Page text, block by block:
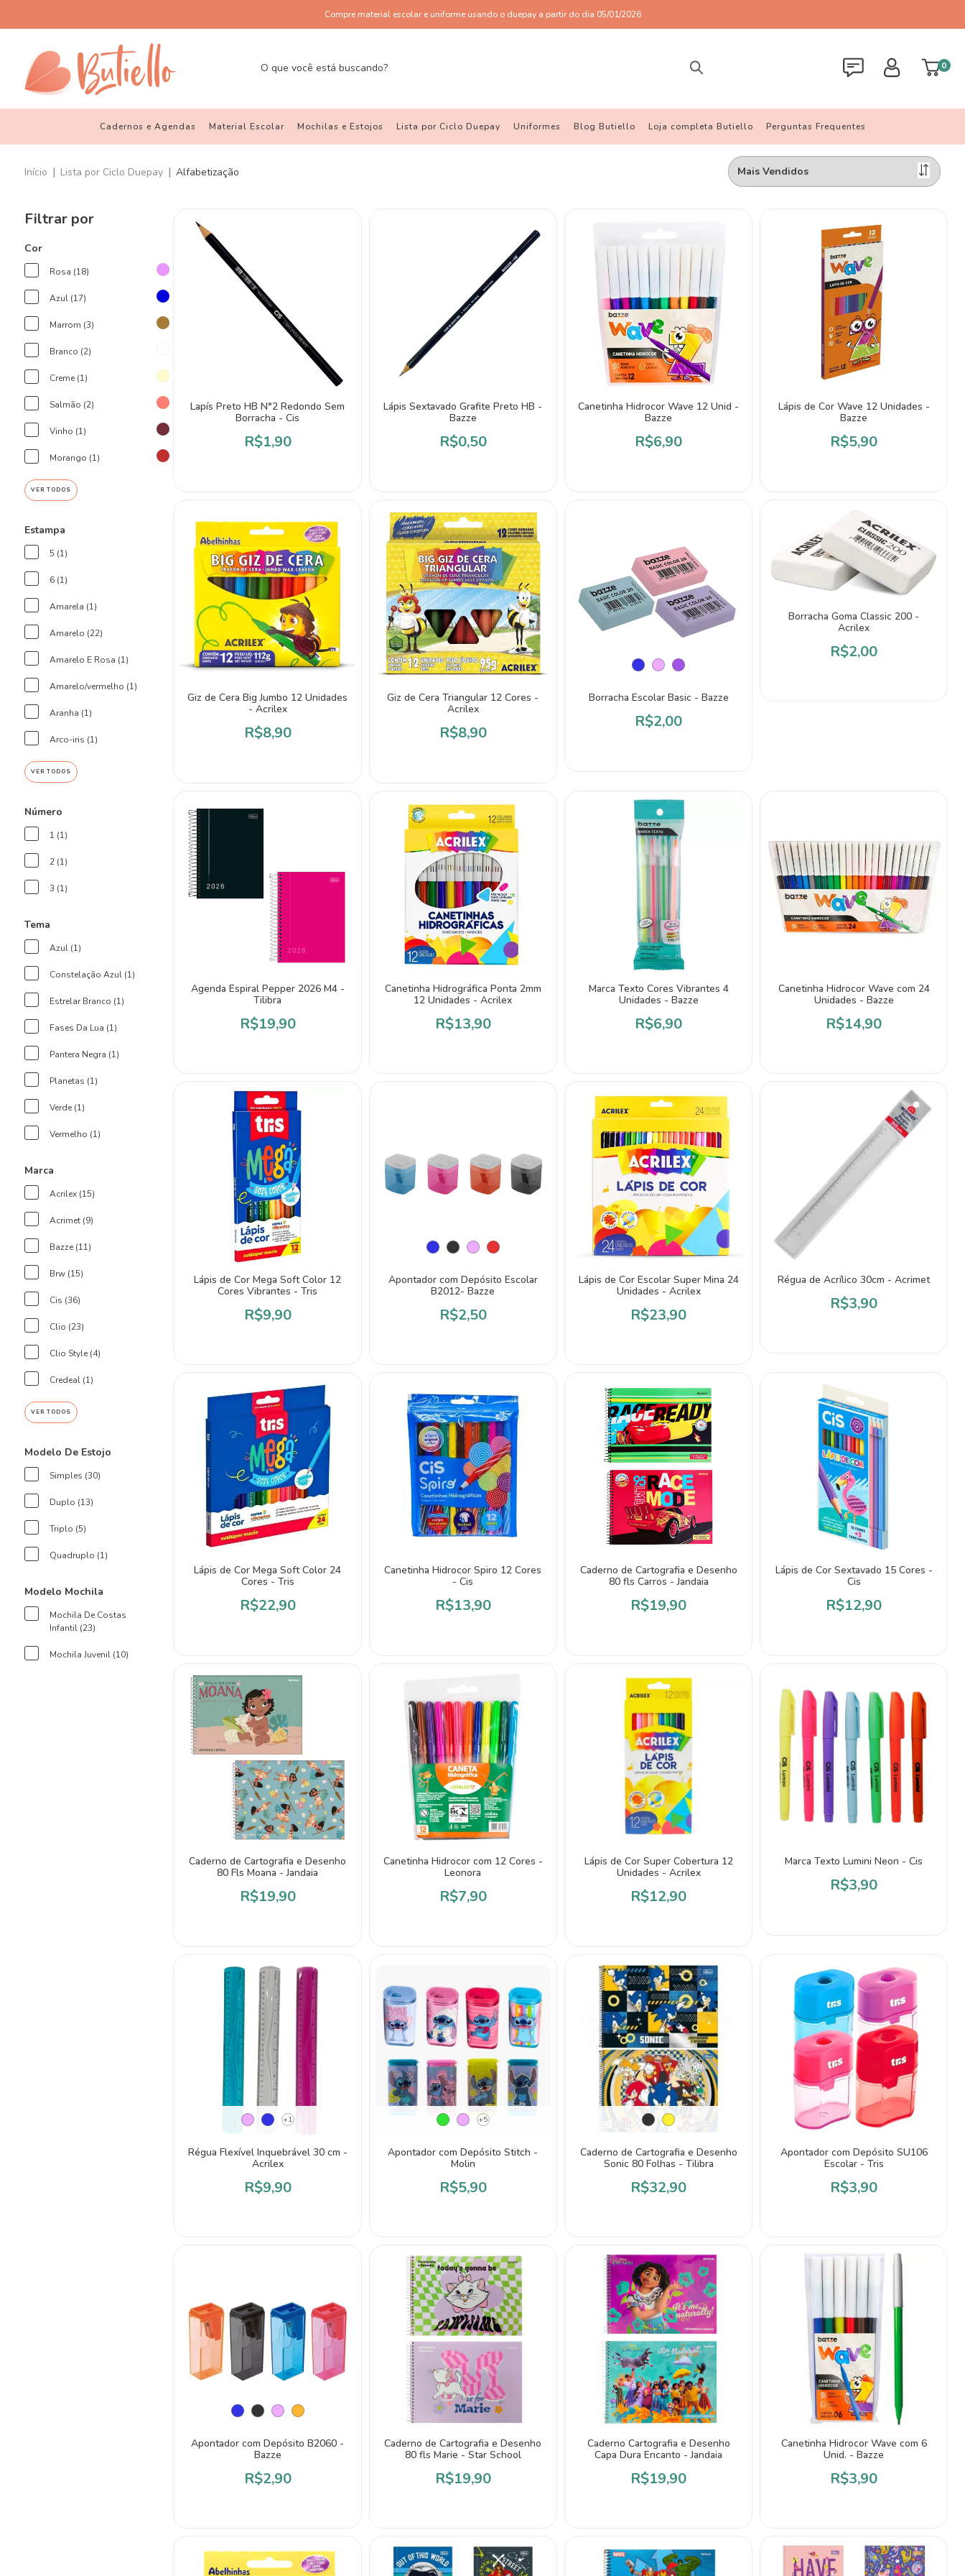
Compre material escolar e uniforme usando o duepay a partir do dia 05/01/2026
0
Cadernos e Agendas Material Escolar Mochilas e Estojos Lista por Ciclo Duepay Uniformes Blog Butiello Loja completa Butiello Perguntas Frequentes
Início | Lista por Ciclo Duepay | Alfabetização
Filtrar por
Cor
Rosa (18)
Azul (17)
Marrom (3)
Branco (2)
Creme (1)
Salmão (2)
Vinho (1)
Morango (1)
VER TODOS
Estampa
5 (1)
6 (1)
Amarela (1)
Amarelo (22)
Amarelo E Rosa (1)
Amarelo/vermelho (1)
Aranha (1)
Arco-iris (1)
VER TODOS
Número
1 (1)
2 (1)
3 (1)
Tema
Azul (1)
Constelação Azul (1)
Estrelar Branco (1)
Fases Da Lua (1)
Pantera Negra (1)
Planetas (1)
Verde (1)
Vermelho (1)
Marca
Acrilex (15)
Acrimet (9)
Bazze (11)
Brw (15)
Cis (36)
Clio (23)
Clio Style (4)
Credeal (1)
VER TODOS
Modelo De Estojo
Simples (30)
Duplo (13)
Triplo (5)
Quadruplo (1)
Modelo Mochila
Mochila De Costas
Infantil (23)
Mochila Juvenil (10)
Lapís Preto HB N°2 Redondo Sem
Borracha - Cis
R$1,90
Lápis Sextavado Grafite Preto HB -
Bazze
R$0,50
Canetinha Hidrocor Wave 12 Unid -
Bazze
R$6,90
Lápis de Cor Wave 12 Unidades -
Bazze
R$5,90
Giz de Cera Big Jumbo 12 Unidades
- Acrilex
R$8,90
Giz de Cera Triangular 12 Cores -
Acrilex
R$8,90
Borracha Escolar Basic - Bazze
R$2,00
Borracha Goma Classic 200 -
Acrilex
R$2,00
Agenda Espiral Pepper 2026 M4 -
Tilibra
R$19,90
Canetinha Hidrográfica Ponta 2mm
12 Unidades - Acrilex
R$13,90
Marca Texto Cores Vibrantes 4
Unidades - Bazze
R$6,90
Canetinha Hidrocor Wave com 24
Unidades - Bazze
R$14,90
Lápis de Cor Mega Soft Color 12
Cores Vibrantes - Tris
R$9,90
Apontador com Depósito Escolar
B2012- Bazze
R$2,50
Lápis de Cor Escolar Super Mina 24
Unidades - Acrilex
R$23,90
Régua de Acrílico 30cm - Acrimet
R$3,90
Lápis de Cor Mega Soft Color 24
Cores - Tris
R$22,90
Canetinha Hidrocor Spiro 12 Cores
- Cis
R$13,90
Caderno de Cartografia e Desenho
80 fls Carros - Jandaia
R$19,90
Lápis de Cor Sextavado 15 Cores -
Cis
R$12,90
Caderno de Cartografia e Desenho
80 Fls Moana - Jandaia
R$19,90
Canetinha Hidrocor com 12 Cores -
Leonora
R$7,90
Lápis de Cor Super Cobertura 12
Unidades - Acrilex
R$12,90
Marca Texto Lumini Neon - Cis
R$3,90
+1
Régua Flexível Inquebrável 30 cm -
Acrilex
R$9,90
+5
Apontador com Depósito Stitch -
Molin
R$5,90
Caderno de Cartografia e Desenho
Sonic 80 Folhas - Tilibra
R$32,90
Apontador com Depósito SU106
Escolar - Tris
R$3,90
Apontador com Depósito B2060 -
Bazze
R$2,90
Caderno de Cartografia e Desenho
80 fls Marie - Star School
R$19,90
Caderno Cartografia e Desenho
Capa Dura Encanto - Jandaia
R$19,90
Canetinha Hidrocor Wave com 6
Unid. - Bazze
R$3,90